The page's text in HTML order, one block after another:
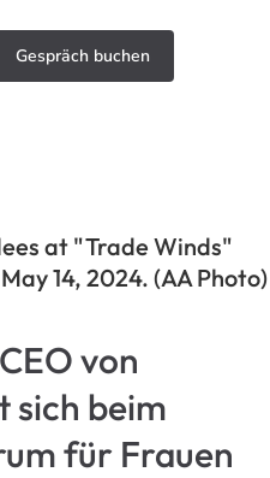
Gespräch buchen
von
sich beim
für Frauen